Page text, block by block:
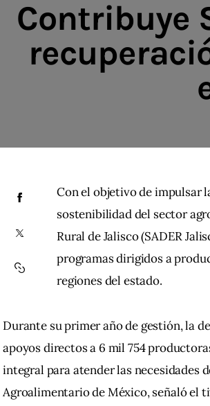
Contribuye
Con el objetivo de impulsar
sostenibilidad del sector
Rural de Jalisco (SADER
programas dirigidos a
regiones del estado.
Durante su primer año de gestión, la
apoyos directos a 6 mil 754
integral para atender las necesidades
Agroalimentario de México, señaló el